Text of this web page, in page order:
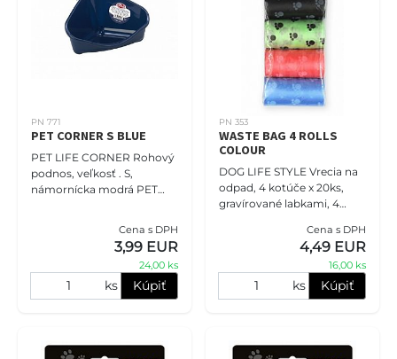
PN 771
PET CORNER S BLUE
PET LIFE CORNER Rohový
podnos, veľkosť . S,
námornícka modrá PET
EURÓPE z plastu
prémiovej kvality. Nálepka
Cena s DPH
3,99 EUR
24,00 ks
ks Kúpiť
PN 353
WASTE BAG 4 ROLLS
COLOUR
DOG LIFE STYLE Vrecia na
odpad, 4 kotúče x 20ks,
gravírované labkami, 4
Cena s DPH
4,49 EUR
16,00 ks
ks Kúpiť